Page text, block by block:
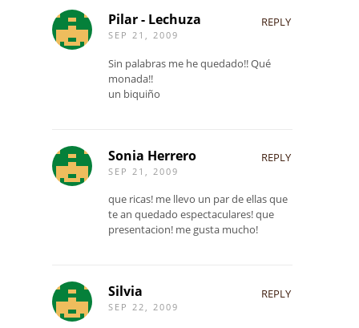
Pilar - Lechuza
SEP 21, 2009
REPLY
Sin palabras me he quedado!! Qué
monada!!
un biquiño
Sonia Herrero
SEP 21, 2009
REPLY
que ricas! me llevo un par de ellas que
te an quedado espectaculares! que
presentacion! me gusta mucho!
Silvia
SEP 22, 2009
REPLY